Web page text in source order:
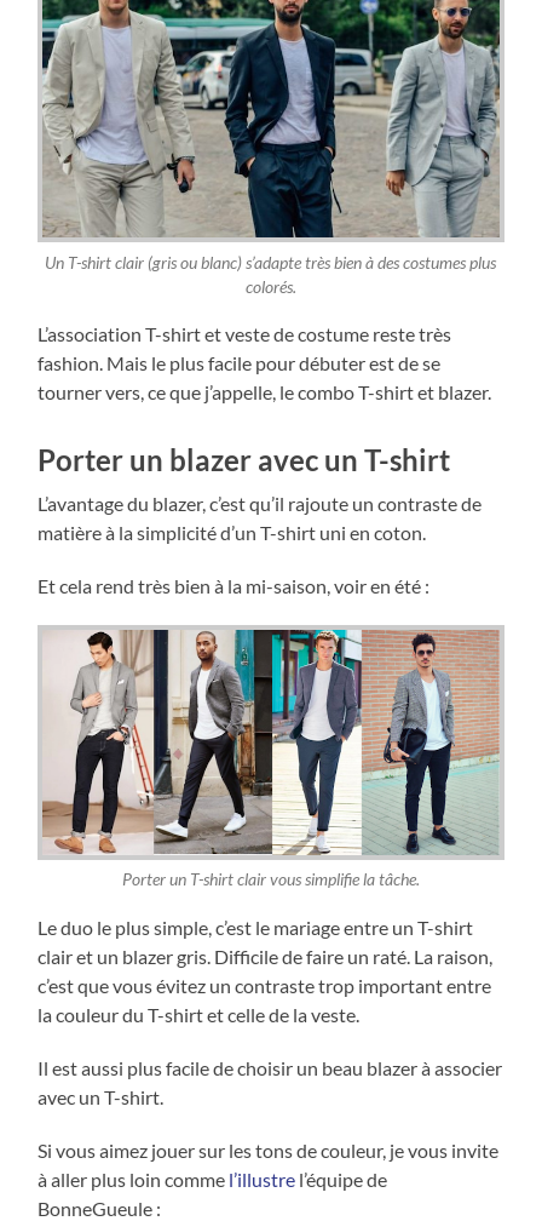
Un T-shirt clair (gris ou blanc) s’adapte très bien à des costumes plus
colorés.
L’association T-shirt et veste de costume reste très
fashion. Mais le plus facile pour débuter est de se
tourner vers, ce que j’appelle, le combo T-shirt et blazer.
Porter un blazer avec un T-shirt
L’avantage du blazer, c’est qu’il rajoute un contraste de
matière à la simplicité d’un T-shirt uni en coton.
Et cela rend très bien à la mi-saison, voir en été :
Porter un T-shirt clair vous simplifie la tâche.
Le duo le plus simple, c’est le mariage entre un T-shirt
clair et un blazer gris. Difficile de faire un raté. La raison,
c’est que vous évitez un contraste trop important entre
la couleur du T-shirt et celle de la veste.
Il est aussi plus facile de choisir un beau blazer à associer
avec un T-shirt.
Si vous aimez jouer sur les tons de couleur, je vous invite
à aller plus loin comme l’illustre l’équipe de
BonneGueule :